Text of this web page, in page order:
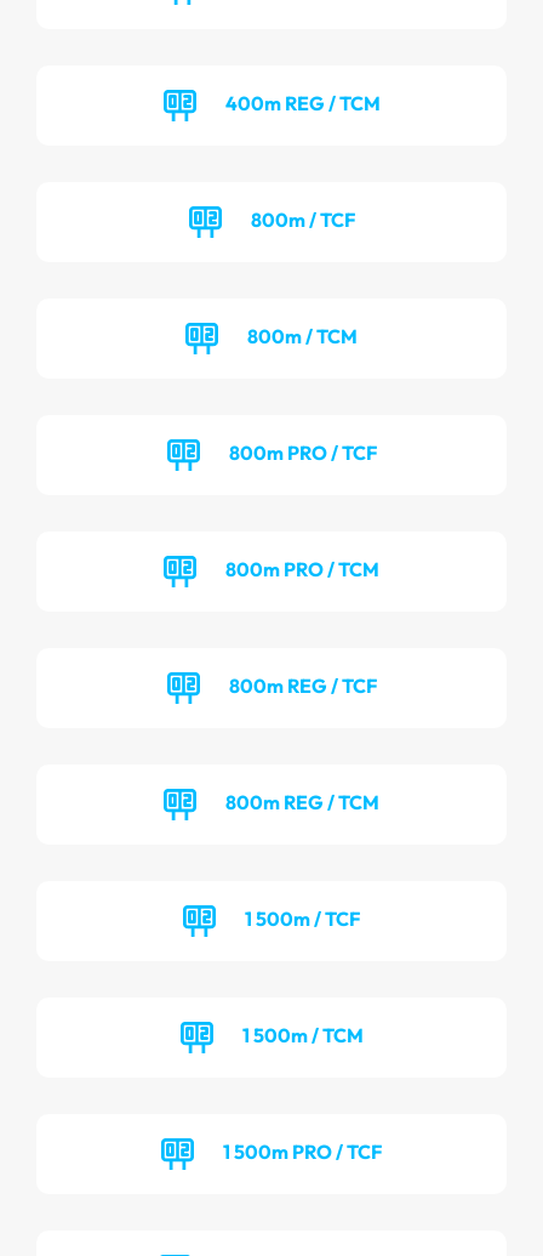
400m REG / TCM
800m / TCF
800m / TCM
800m PRO / TCF
800m PRO / TCM
800m REG / TCF
800m REG / TCM
1 500m / TCF
1 500m / TCM
1 500m PRO / TCF